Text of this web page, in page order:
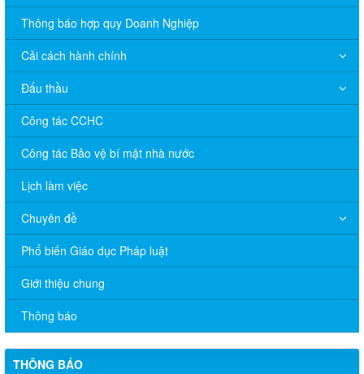
Thông báo hợp quy Doanh Nghiệp
Cải cách hành chính
Đấu thầu
Công tác CCHC
Công tác Bảo vệ bí mật nhà nước
Lịch làm việc
Chuyên đề
Phổ biến Giáo dục Pháp luật
Giới thiệu chung
Thông báo
THÔNG BÁO
V/v đề nghị báo cáo hệ thống phân phối, nhãn hiệu hàng hóa
và hoạt động mua bán khí trên địa bàn tỉnh năm 2025 (nhắc lần
2).
Thông báo bán thanh lý tài sản công theo hình thức chỉ định
Thông báo lựa chọn nhà thầu thực hiện gói thầu: “tổ chức tập
huấn kinh doanh online hiệu quả trên các kênh thương mại điện
tử phổ biến hiện nay” (SA)